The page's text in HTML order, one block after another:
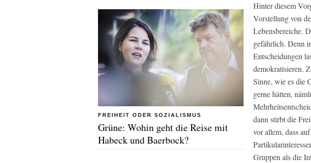
FREIHEIT ODER SOZIALISMUS
Grüne: Wohin geht die Reise mit
Habeck und Baerbock?
Hinter diesem
Vorstellung von
Lebensbereiche.
gefährlich. Denn
Entscheidungen
demokratisieren.
Sinne, wie es die
gerne hätten,
dann stirbt die
vor allem, dass
Gruppen als die